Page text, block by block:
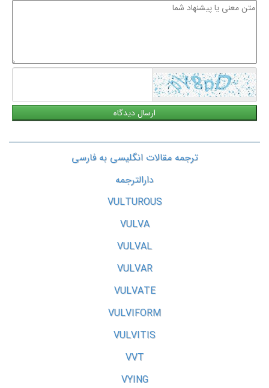
متن
ترجمه مقالات انگلیسی به فارسی
دارالترجمه
VULTUROUS
VULVA
VULVAL
VULVAR
VULVATE
VULVIFORM
VULVITIS
VVT
VYING